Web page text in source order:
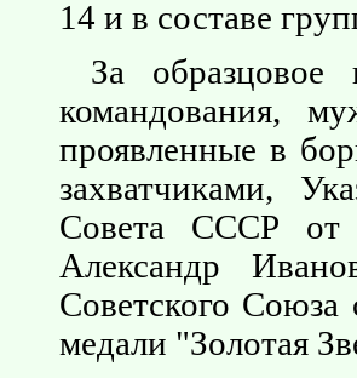
14 и в составе
За образцовое
командования,
проявленные в
захватчиками,
Совета СССР
Александр
Советского
медали "Золотая